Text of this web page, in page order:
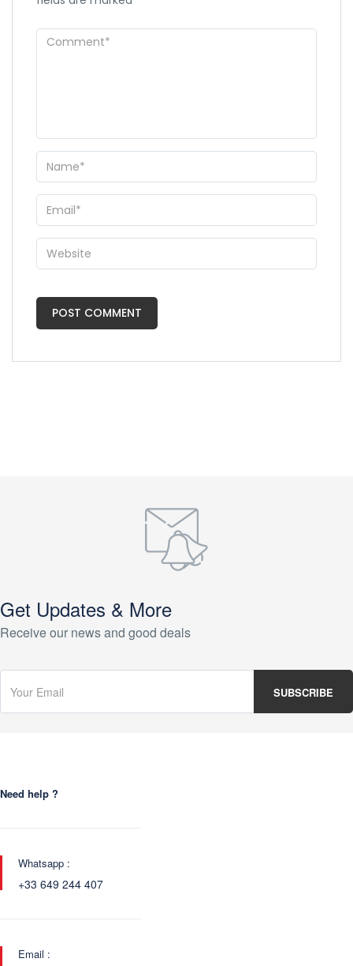
Get Updates & More
Receive our news and good deals
Need help ?
Whatsapp :
+33 649 244 407
Email :